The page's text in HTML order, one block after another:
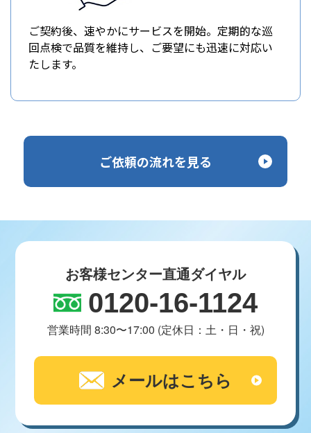
ご契約後、速やかにサービスを開始。定期的な巡
回点検で品質を維持し、ご要望にも迅速に対応い
たします。
ご依頼の流れを見る
お客様センター直通ダイヤル
0120-16-1124
営業時間 8:30〜17:00 (定休日：土・日・祝)
メールはこちら